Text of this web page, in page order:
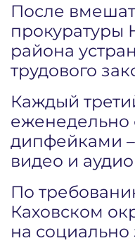
После
прокуратуры
района
трудового
Каждый
еженедельно
дипфейками
видео и аудио
По
Каховском
на